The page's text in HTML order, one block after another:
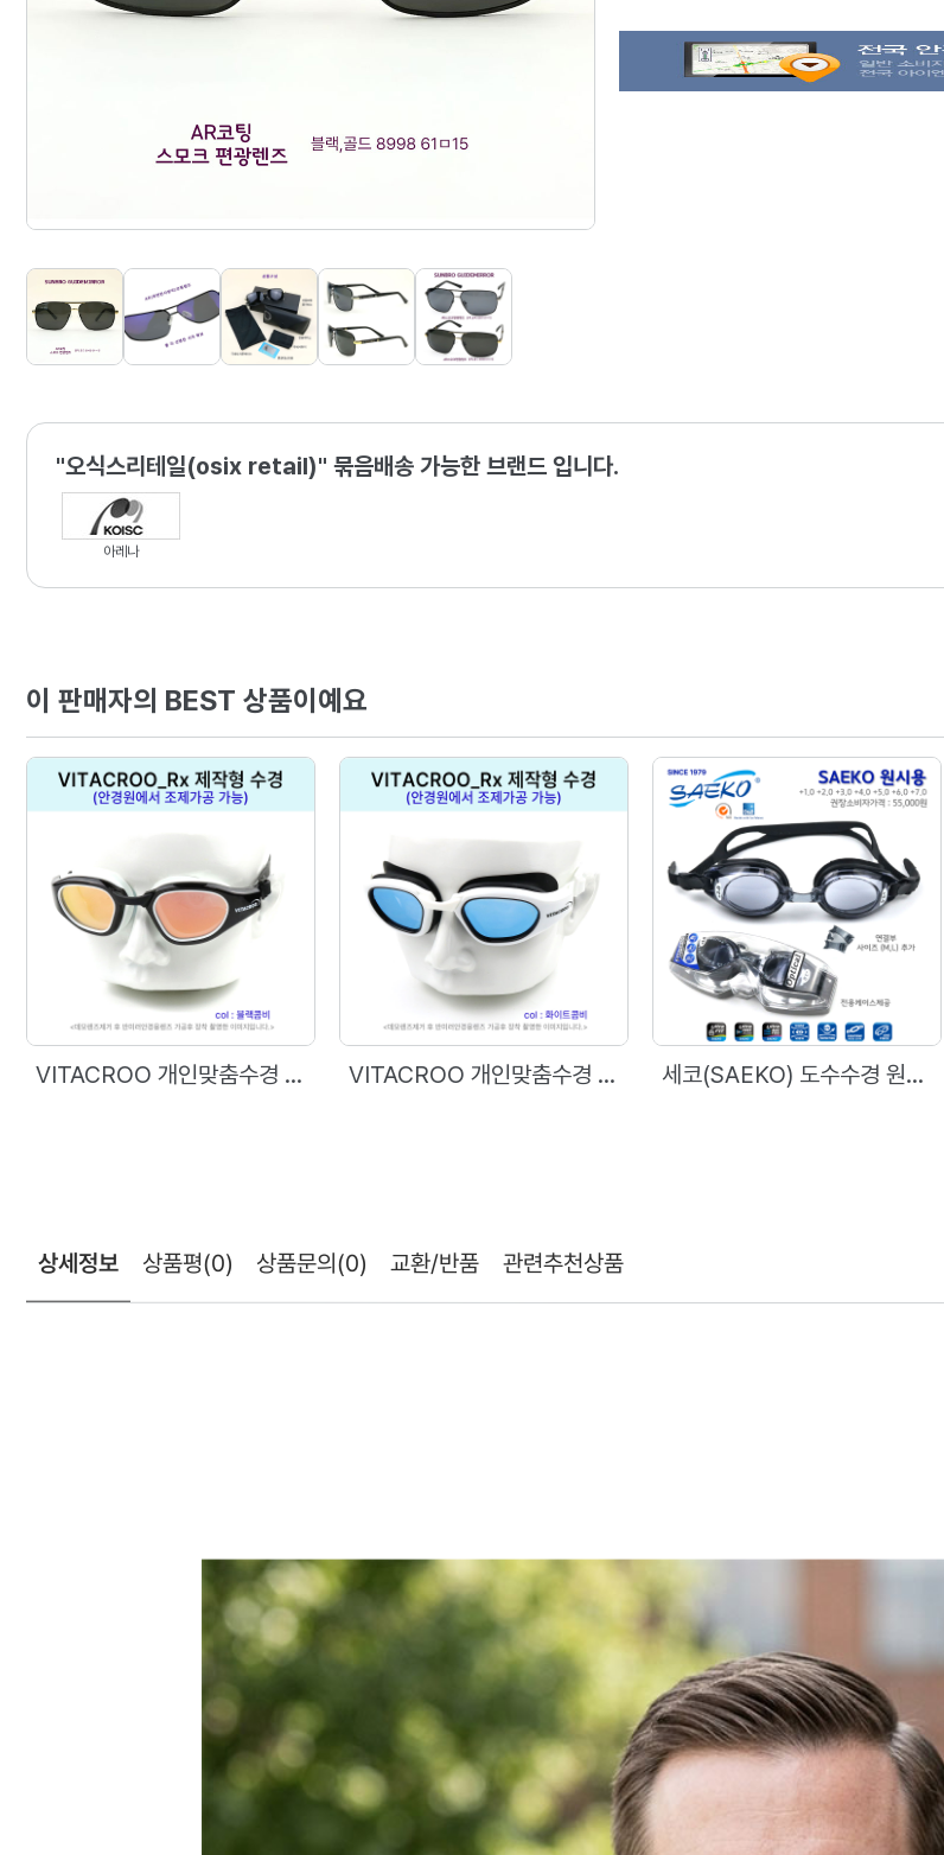
"오식스리테일(osix retail)" 묶음배송 가능한 브랜드 입니다.
아레나
이 판매자의 BEST 상품이예요
VITACROO 개인맞춤수경 Rx용 공테 수경 VITACROO 개인맞춤수경 Rx용 공테 수경 세코(SAEKO) 도수수경 원시용 S5APR (TAIWAN)
상세정보 상품평(0) 상품문의(0) 교환/반품 관련추천상품